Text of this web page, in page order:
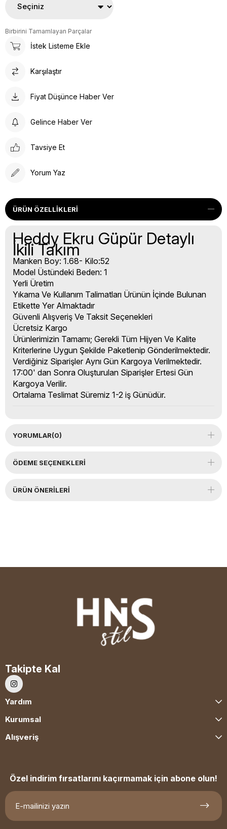
Birbirini Tamamlayan Parçalar
İstek Listeme Ekle
Karşılaştır
Fiyat Düşünce Haber Ver
Gelince Haber Ver
Tavsiye Et
Yorum Yaz
ÜRÜN ÖZELLIKLERI
Heddy Ekru Güpür Detaylı
İkili Takım
Manken Boy: 1.68- Kilo:52
Model Üstündeki Beden: 1
Yerli Üretim
Yıkama Ve Kullanım Talimatları Ürünün İçinde Bulunan
Etikette Yer Almaktadır
Güvenli Alışveriş Ve Taksit Seçenekleri
Ücretsiz Kargo
Ürünlerimizin Tamamı; Gerekli Tüm Hijyen Ve Kalite
Kriterlerine Uygun Şekilde Paketlenip Gönderilmektedir.
Verdiğiniz Siparişler Aynı Gün Kargoya Verilmektedir.
17:00' dan Sonra Oluşturulan Siparişler Ertesi Gün
Kargoya Verilir.
Ortalama Teslimat Süremiz 1-2 iş Günüdür.
YORUMLAR(0)
ÖDEME SEÇENEKLERI
ÜRÜN ÖNERILERI
Takipte Kal
Yardım
Kurumsal
Alışveriş
Özel indirim fırsatlarını kaçırmamak için abone olun!